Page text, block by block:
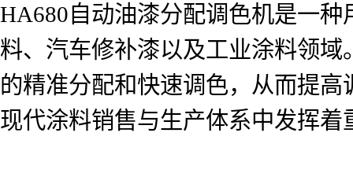
HA680自动油漆分配调色机是一
料、汽车修补漆以及工业涂料领
的精准分配和快速调色，从而提
现代涂料销售与生产体系中发挥着